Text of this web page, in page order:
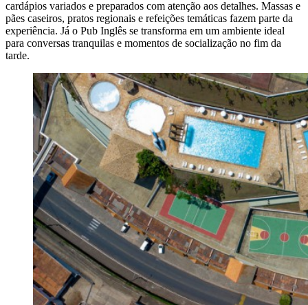
cardápios variados e preparados com atenção aos detalhes. Massas e
pães caseiros, pratos regionais e refeições temáticas fazem parte da
experiência. Já o Pub Inglês se transforma em um ambiente ideal
para conversas tranquilas e momentos de socialização no fim da
tarde.